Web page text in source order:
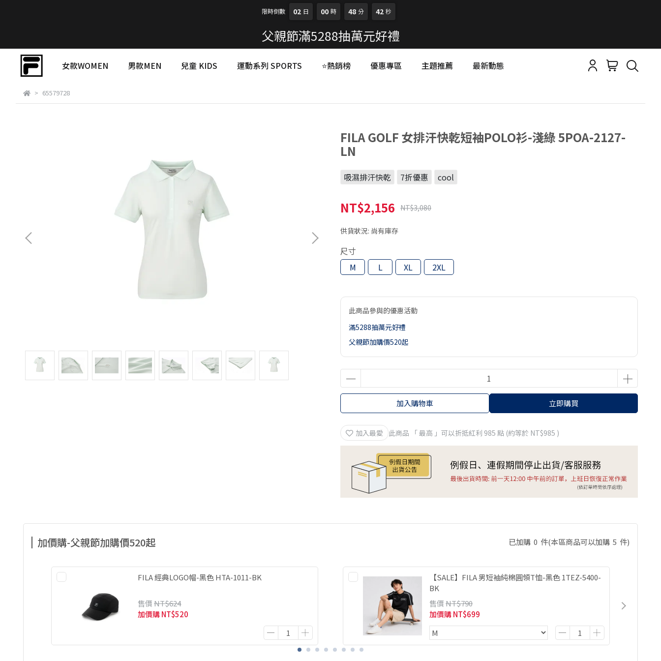
限時倒數 02 日 00 時 48 分 40 秒
父親節滿5288抽萬元好禮
女款WOMEN 男款MEN 兒童 KIDS 運動系列 SPORTS ⭐熱銷榜 優惠專區 主題推薦 最新動態
65579728
FILA GOLF 女排汗快乾短袖POLO衫-淺綠 5POA-2127-
LN
吸濕排汗快乾 7折優惠 cool
NT$2,156 NT$3,080
供貨狀況: 尚有庫存
尺寸
M
L XL 2XL
此商品參與的優惠活動
滿5288抽萬元好禮
父親節加購價520起
加入購物車 立即購買
加入最愛 此商品 「 最高 」可以折抵紅利 985 點 (約等於 NT$985 )
加價購-父親節加購價520起 已加購 0 件(本區商品可以加購 5 件)
FILA 經典LOGO帽-黑色 HTA-1011-BK
售價NT$624
加價購NT$520
【SALE】FILA 男短袖純棉圓領T恤-黑色 1TEZ-5400-
BK
售價NT$790
加價購NT$699